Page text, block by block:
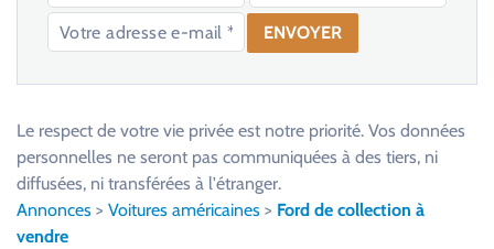
e
Le respect de votre vie privée est notre priorité. Vos données
personnelles ne seront pas communiquées à des tiers, ni
diffusées, ni transférées à l'étranger.
Annonces > Voitures américaines > Ford de collection à
vendre